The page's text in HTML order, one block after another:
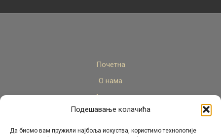
Подешавање колачића
Да бисмо вам пружили најбоља искуства, користимо технологије
Почетна
О нама
Актуелно
Стручни кадар
Пројекти